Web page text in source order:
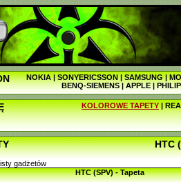
NOKIA|SONYERICSSON|SAMSUNG|
BENQ-SIEMENS|APPLE|
KOLOROWE TAPETY|
HTC
gadżetów
HTC (SPV) - Tapeta